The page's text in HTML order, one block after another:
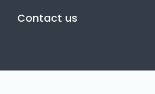
Contact us